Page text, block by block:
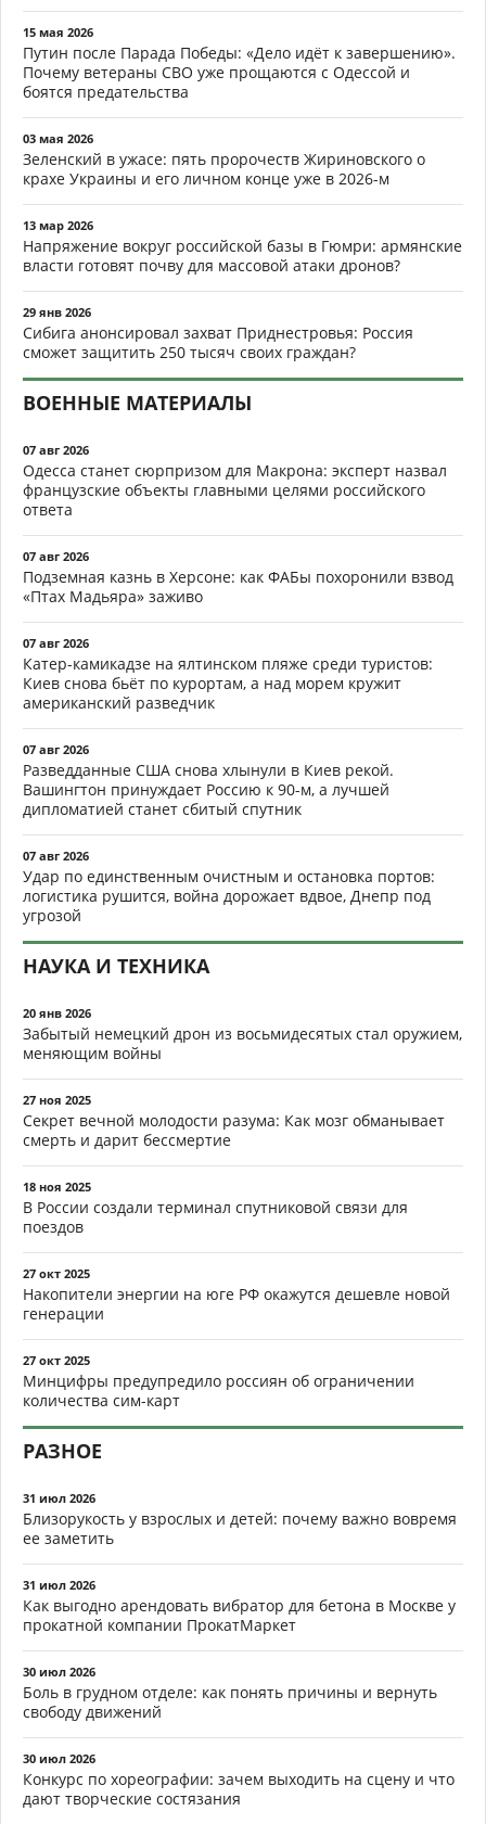
15 мая 2026
Путин после Парада Победы: «Дело идёт к завершению».
Почему ветераны СВО уже прощаются с Одессой и
боятся предательства
03 мая 2026
Зеленский в ужасе: пять пророчеств Жириновского о
крахе Украины и его личном конце уже в 2026-м
13 мар 2026
Напряжение вокруг российской базы в Гюмри: армянские
власти готовят почву для массовой атаки дронов?
29 янв 2026
Сибига анонсировал захват Приднестровья: Россия
сможет защитить 250 тысяч своих граждан?
ВОЕННЫЕ МАТЕРИАЛЫ
07 авг 2026
Одесса станет сюрпризом для Макрона: эксперт назвал
французские объекты главными целями российского
ответа
07 авг 2026
Подземная казнь в Херсоне: как ФАБы похоронили взвод
«Птах Мадьяра» заживо
07 авг 2026
Катер-камикадзе на ялтинском пляже среди туристов:
Киев снова бьёт по курортам, а над морем кружит
американский разведчик
07 авг 2026
Разведданные США снова хлынули в Киев рекой.
Вашингтон принуждает Россию к 90-м, а лучшей
дипломатией станет сбитый спутник
07 авг 2026
Удар по единственным очистным и остановка портов:
логистика рушится, война дорожает вдвое, Днепр под
угрозой
НАУКА И ТЕХНИКА
20 янв 2026
Забытый немецкий дрон из восьмидесятых стал оружием,
меняющим войны
27 ноя 2025
Секрет вечной молодости разума: Как мозг обманывает
смерть и дарит бессмертие
18 ноя 2025
В России создали терминал спутниковой связи для
поездов
27 окт 2025
Накопители энергии на юге РФ окажутся дешевле новой
генерации
27 окт 2025
Минцифры предупредило россиян об ограничении
количества сим-карт
РАЗНОЕ
31 июл 2026
Близорукость у взрослых и детей: почему важно вовремя
ее заметить
31 июл 2026
Как выгодно арендовать вибратор для бетона в Москве у
прокатной компании ПрокатМаркет
30 июл 2026
Боль в грудном отделе: как понять причины и вернуть
свободу движений
30 июл 2026
Конкурс по хореографии: зачем выходить на сцену и что
дают творческие состязания